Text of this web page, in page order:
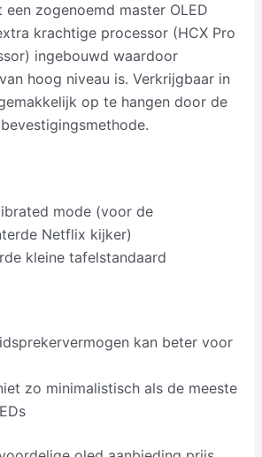
een zogenoemd master OLED
krachtige processor (HCX Pro
ingebouwd waardoor
hoog niveau is. Verkrijgbaar in
op te hangen door de
mode (voor de
Netflix kijker)
kleine tafelstandaard
kan beter voor
zo minimalistisch als de meeste